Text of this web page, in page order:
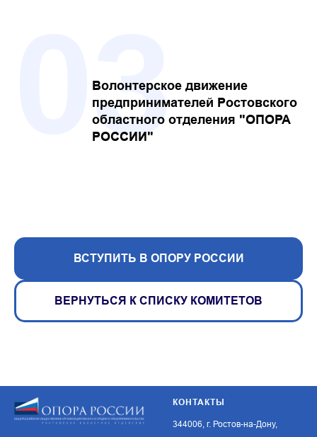
Волонтерское движение
предпринимателей Ростовского
областного отделения "ОПОРА
РОССИИ"
03
ВСТУПИТЬ В ОПОРУ РОССИИ
ВЕРНУТЬСЯ К СПИСКУ КОМИТЕТОВ
КОНТАКТЫ
344006, г. Ростов-на-Дону,